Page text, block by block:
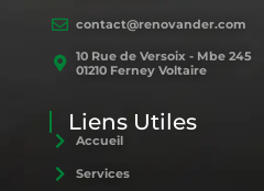
contact@renovander.com
10 Rue de Versoix - Mbe 245
01210 Ferney Voltaire
Liens Utiles
Accueil
Services